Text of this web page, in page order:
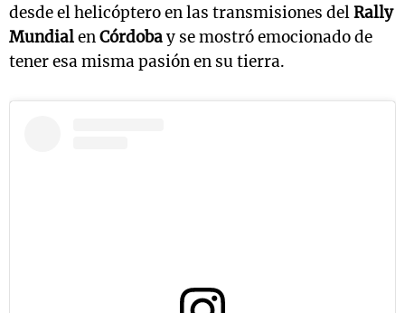
desde el helicóptero en las transmisiones delRally
MundialenCórdobay se mostró emocionado de
tener esa misma pasión en su tierra.